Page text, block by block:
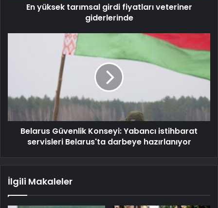
En yüksek tarımsal girdi fiyatları veteriner
giderlerinde
Belarus Güvenlik Konseyi: Yabancı istihbarat
servisleri Belarus'ta darbeye hazırlanıyor
İlgili Makaleler